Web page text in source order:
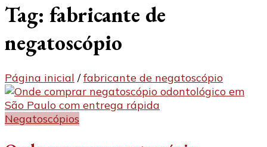
Tag: fabricante de
negatoscópio
Página inicial / fabricante de negatoscópio
Negatoscópios